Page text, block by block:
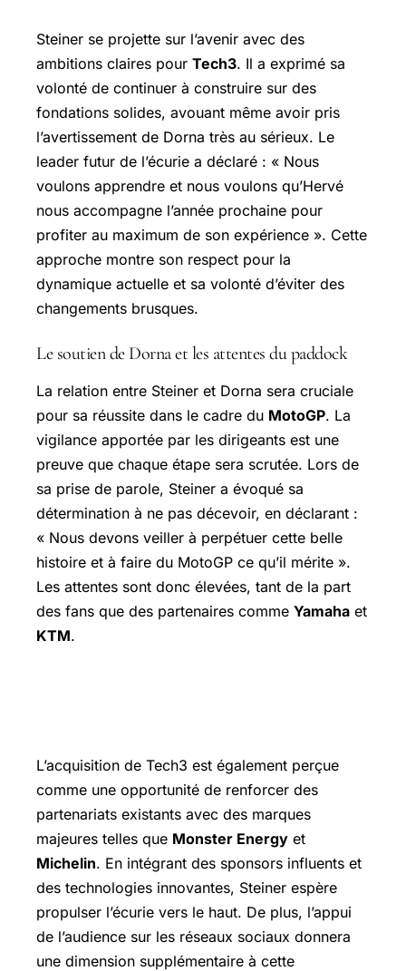
Steiner se projette sur l’avenir avec des
ambitions claires pour Tech3. Il a exprimé sa
volonté de continuer à construire sur des
fondations solides, avouant même avoir pris
l’avertissement de Dorna très au sérieux. Le
leader futur de l’écurie a déclaré : « Nous
voulons apprendre et nous voulons qu’Hervé
nous accompagne l’année prochaine pour
profiter au maximum de son expérience ». Cette
approche montre son respect pour la
dynamique actuelle et sa volonté d’éviter des
changements brusques.
Le soutien de Dorna et les attentes du paddock
La relation entre Steiner et Dorna sera cruciale
pour sa réussite dans le cadre du MotoGP. La
vigilance apportée par les dirigeants est une
preuve que chaque étape sera scrutée. Lors de
sa prise de parole, Steiner a évoqué sa
détermination à ne pas décevoir, en déclarant :
« Nous devons veiller à perpétuer cette belle
histoire et à faire du MotoGP ce qu’il mérite ».
Les attentes sont donc élevées, tant de la part
des fans que des partenaires comme Yamaha et
KTM.
L’acquisition de Tech3 est également perçue
comme une opportunité de renforcer des
partenariats existants avec des marques
majeures telles que Monster Energy et
Michelin. En intégrant des sponsors influents et
des technologies innovantes, Steiner espère
propulser l’écurie vers le haut. De plus, l’appui
de l’audience sur les réseaux sociaux donnera
une dimension supplémentaire à cette